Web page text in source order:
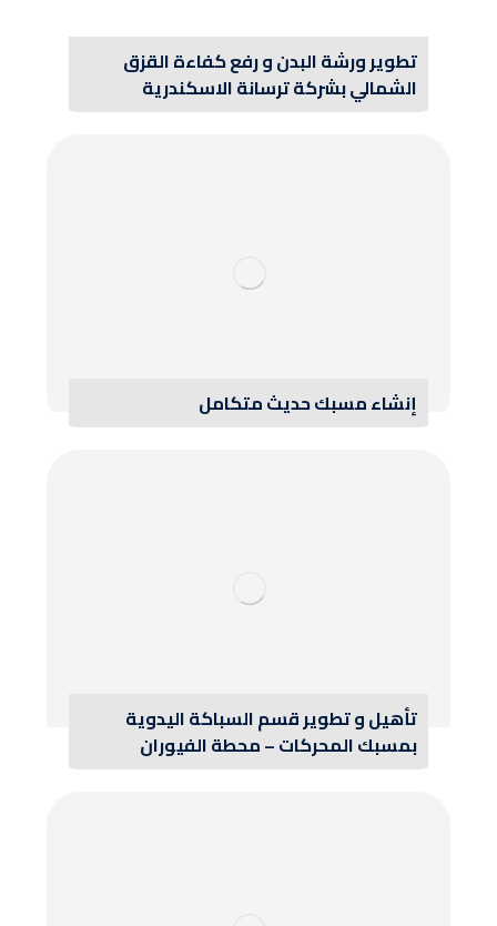
تطوير ورشة البدن و رفع كفاءة القزق
الشمالي بشركة ترسانة الاسكندرية
إنشاء مسبك حديث متكامل
تأهيل و تطوير قسم السباكة اليدوية
بمسبك المحركات – محطة الفيوران